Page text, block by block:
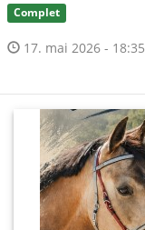
Complet
17. mai 2026 - 18:35